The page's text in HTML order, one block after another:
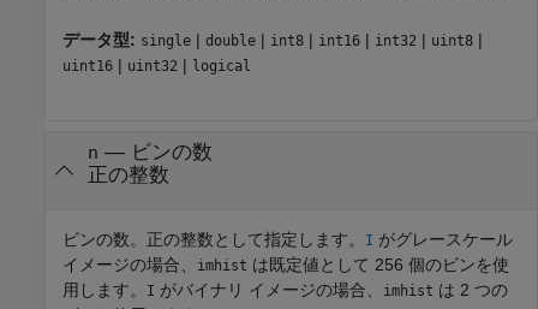
データ型: single | double | int8 | int16 | int32 | uint8 |
uint16 | uint32 | logical
n — ビンの数
正の整数
ビンの数。正の整数として指定します。 I がグレースケール
イメージの場合、
imhist は既定値として 256 個のビンを使
用します。
I がバイナリ イメージの場合、 imhist は 2 つの